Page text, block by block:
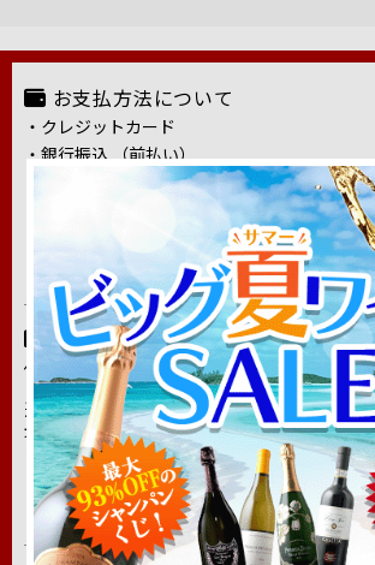
お支払方法について
・クレジットカード
・銀行振込 （前払い）
・代金引き換え
・amazon pay
配送・送料について
佐川急便もしくはヤマト運輸でお届けいたし
送料は、「12本単位のご注文」で送料無料と
域を除きます）
※クール便の場合は料金330円は別途頂戴し
ください。